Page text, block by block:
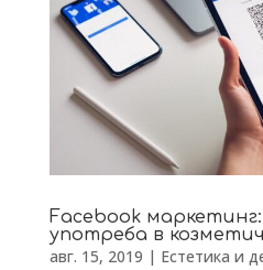
Facebook
употреба в
авг. 15, 2019 | Естетика и